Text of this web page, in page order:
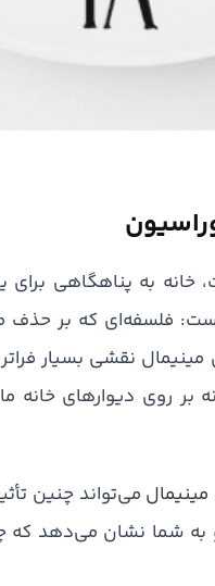
خانه به پناهگاهی
فلسفه‌ای که بر حذف
نقشی بسیار
بر روی دیوارهای
می‌تواند چنین
به شما نشان می‌دهد که